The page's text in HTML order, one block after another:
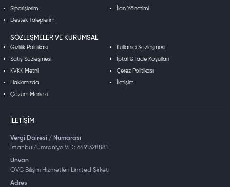
Siparişlerim İlan Yönetimi
Destek Taleplerim
SÖZLEŞMELER VE KURUMSAL
Gizlilik Politikası Kullanıcı Sözleşmesi
Satış Sözleşmesi İptal & İade Koşulları
KVKK Metni Çerez Politikası
Hakkımızda İletişim
Çözüm Merkezi
İLETIŞIM
Vergi Dairesi / Numarası
İstanbul/Ümraniye V.D: 6491328881
Unvan
OVG Bilişim Hizmetleri Limited Şirketi
Adres